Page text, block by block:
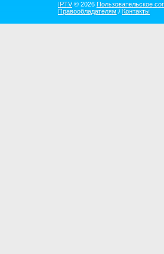
IPTV© 2026 Пользовательское
Правообладателям / Контакты